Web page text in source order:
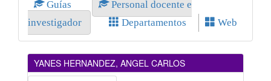
Guías
Personal docente e
investigador
Departamentos Web
YANES HERNANDEZ, ANGEL CARLOS